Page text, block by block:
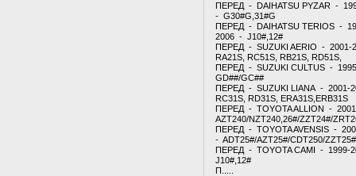
ПЕРЕД - DAIHATSU PYZAR -
- G30#G,31#G
ПЕРЕД - DAIHATSU TERIOS -
2006 - J10#,12#
ПЕРЕД - SUZUKI AERIO - 2001-
RA21S, RC51S, RB21S, RD51S,
ПЕРЕД - SUZUKI CULTUS -
GD##/GC##
ПЕРЕД - SUZUKI LIANA - 2001-
RC31S, RD31S, ERA31S,ERB31S
ПЕРЕД - TOYOTA ALLION -
AZT240/NZT240,26#/ZZT24#/
ПЕРЕД - TOYOTA AVENSIS -
- ADT25#/AZT25#/CDT250/ZZT25#
ПЕРЕД - TOYOTA CAMI - 1999-
J10#,12#
П.....